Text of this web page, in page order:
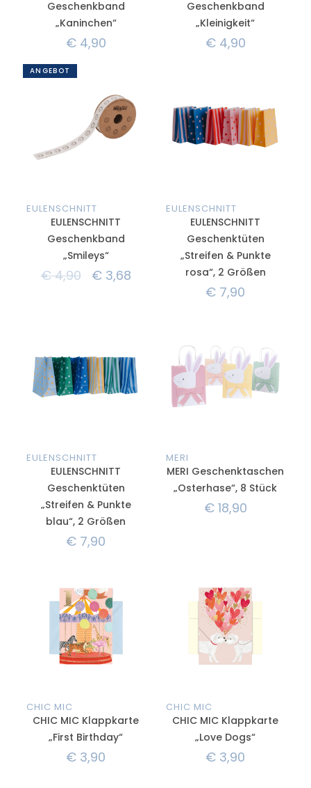
Geschenkband
„Kaninchen“
€4,90
Geschenkband
„Kleinigkeit“
€4,90
ANGEBOT
EULENSCHNITT
EULENSCHNITT
Geschenkband
„Smileys“
€4,90 €3,68
EULENSCHNITT
EULENSCHNITT
Geschenktüten
„Streifen & Punkte
rosa“, 2 Größen
€ 7,90
EULENSCHNITT
EULENSCHNITT
Geschenktüten
„Streifen & Punkte
blau“, 2 Größen
€ 7,90
MERI
MERI Geschenktaschen
„Osterhase“, 8 Stück
€18,90
CHIC MIC
CHIC MIC Klappkarte
„First Birthday“
€ 3,90
CHIC MIC
CHIC MIC Klappkarte
„Love Dogs“
€ 3,90